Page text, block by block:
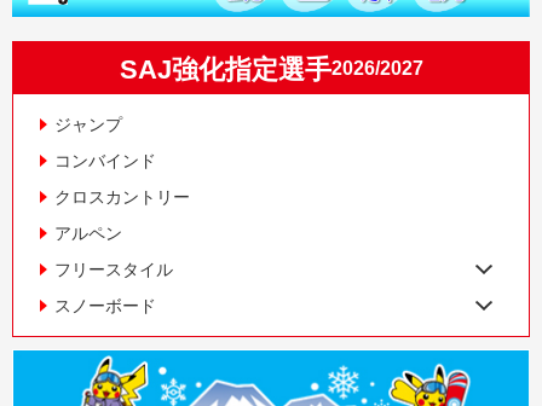
SAJ強化指定選手2026/2027
ジャンプ
コンバインド
クロスカントリー
アルペン
フリースタイル
スノーボード